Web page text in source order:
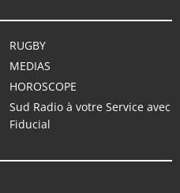
RUGBY
MEDIAS
HOROSCOPE
Sud Radio à votre Service avec
Fiducial